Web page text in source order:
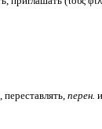
переставлять, перен.